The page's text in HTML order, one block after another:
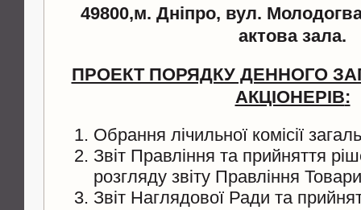
49800,м. Дніпро, вул.
актова зала.
ПРОЕКТ ПОРЯДКУ ДЕННОГО
АКЦІОНЕРІВ:
Обрання лічильної комісії
Звіт Правління та прийняття
розгляду звіту Правління
Звіт Наглядової Ради та